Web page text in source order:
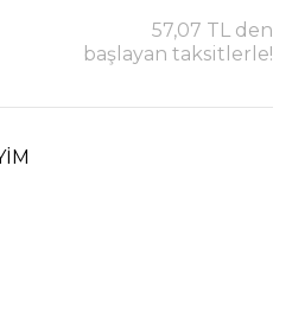
57,07 TL den
başlayan taksitlerle!